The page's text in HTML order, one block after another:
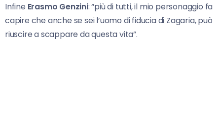
Infine Erasmo Genzini: “più di tutti, il mio personaggio fa
capire che anche se sei l’uomo di fiducia di Zagaria, può
riuscire a scappare da questa vita”.